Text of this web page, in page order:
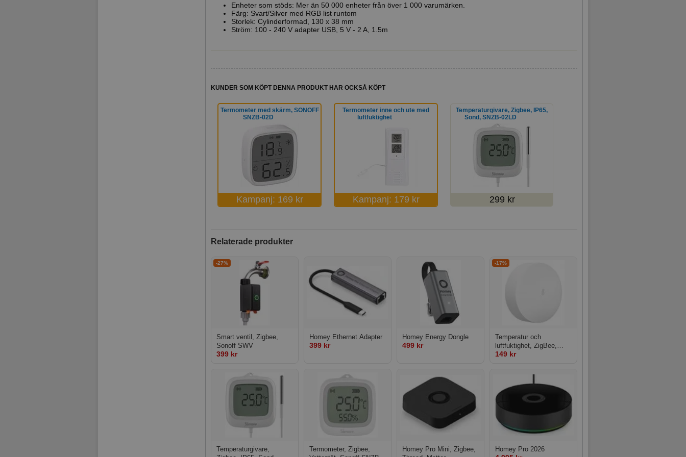
Enheter som stöds: Mer än 50 000 enheter från över 1 000 varumärken.
Färg: Svart/Silver med RGB list runtom
Storlek: Cylinderformad, 130 x 38 mm
Ström: 100 - 240 V adapter USB, 5 V - 2 A, 1.5m
KUNDER SOM KÖPT DENNA PRODUKT HAR OCKSÅ KÖPT
Termometer med skärm, SONOFF
SNZB-02D
Kampanj: 169 kr
Termometer inne och ute med
luftfuktighet
Kampanj: 179 kr
Temperaturgivare, Zigbee, IP65,
Sond, SNZB-02LD
299 kr
Relaterade produkter
-27%
Smart ventil, Zigbee,
Sonoff SWV
399 kr
Homey Ethernet Adapter
399 kr
Homey Energy Dongle
499 kr
-17%
Temperatur och
luftfuktighet, ZigBee,
Sonoff SNZB-02P
149 kr
Temperaturgivare,
Termometer, Zigbee,
Homey Pro Mini, Zigbee,
Homey Pro 2026